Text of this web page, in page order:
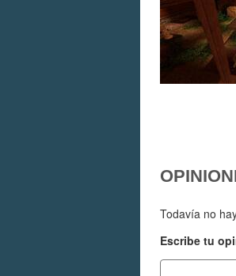
Todavía no
Escribe tu